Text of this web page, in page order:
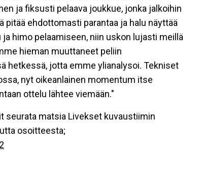
ja fiksusti pelaava joukkue, jonka jalkoihin
ehdottomasti parantaa ja halu näyttää
himo pelaamiseen, niin uskon lujasti meillä
hieman muuttaneet peliin
hetkessä, jotta emme ylianalysoi. Tekniset
nyt oikeanlainen momentum itse
ottelu lähtee viemään."
seurata matsia Livekset kuvaustiimin
osoitteesta;